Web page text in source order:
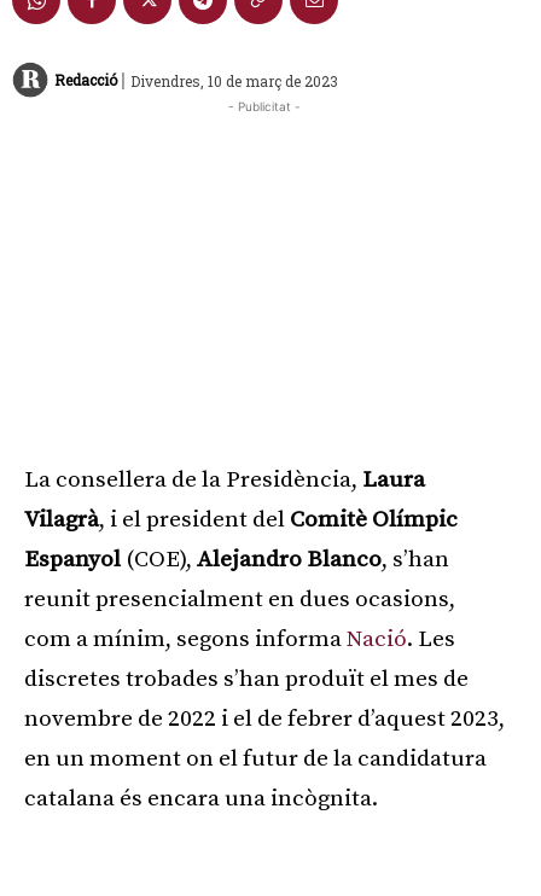
Redacció | Divendres, 10 de març de 2023
- Publicitat -
La consellera de la Presidència, Laura
Vilagrà, i el president del Comitè Olímpic
Espanyol(COE), Alejandro Blanco, s’han
reunit presencialment en dues ocasions,
com a mínim, segons informaNació. Les
discretes trobades s’han produït el mes de
novembre de 2022 i el de febrer d’aquest 2023,
en un moment on el futur de la candidatura
catalana és encara una incògnita.